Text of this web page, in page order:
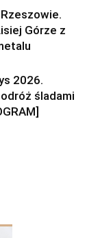
Górze z
2026.
śladami